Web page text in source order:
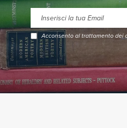
Acconsento al trattamento dei